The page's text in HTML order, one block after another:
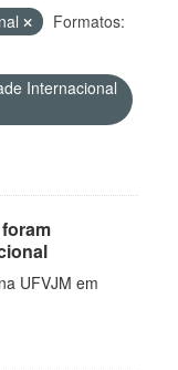
Formatos:
Internacional
UFVJM em